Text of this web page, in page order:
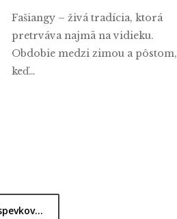
Fašiangy – živá tradícia, ktorá
pretrváva najmä na vidieku.
Obdobie medzi zimou a pôstom,
keď…